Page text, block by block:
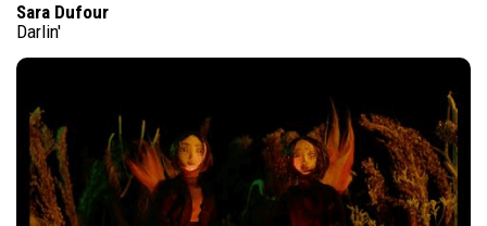
Sara Dufour
Darlin'